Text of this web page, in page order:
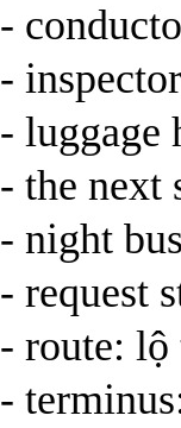
-
-
- luggage
- the next
- night
- request
- route:
-